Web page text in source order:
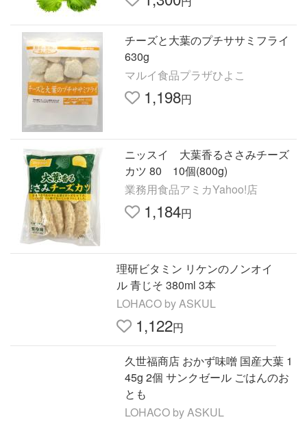
チーズと大葉のプチササミフライ
630g
マルイ食品プラザひよこ
1,198円
ニッスイ 大葉香るささみチーズ
カツ 80 10個(800g)
業務用食品アミカYahoo!店
1,184円
理研ビタミン リケンのノンオイ
ル 青じそ 380ml 3本
LOHACO by ASKUL
1,122円
久世福商店 おかず味噌 国産大葉 1
45g 2個 サンクゼール ごはんのお
とも
LOHACO by ASKUL